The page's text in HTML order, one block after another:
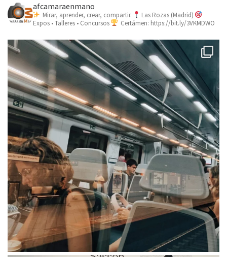
afcamaraenmano
Mirar, aprender, crear, compartir.
Las Rozas (Madrid)
Expos • Talleres • Concursos
Certámen: https://bit.ly/3VKMDWO